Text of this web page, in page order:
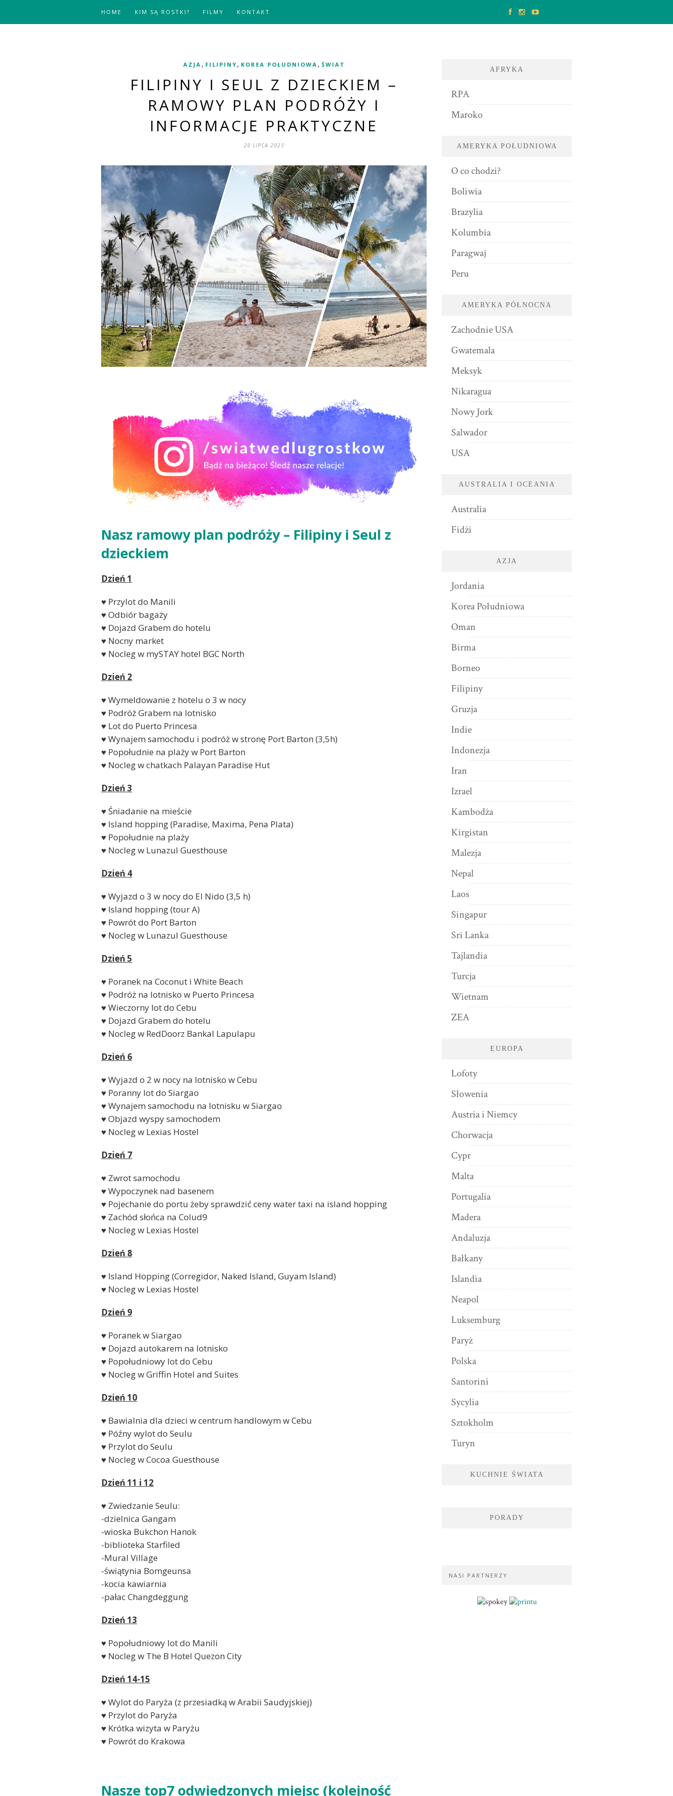
HOME KIM SĄ ROSTKI? FILMY KONTAKT
AZJA , FILIPINY , KOREA POŁUDNIOWA , ŚWIAT
FILIPINY I SEUL Z DZIECKIEM –
RAMOWY PLAN PODRÓŻY I
INFORMACJE PRAKTYCZNE
20 LIPCA 2023
Nasz ramowy plan podróży – Filipiny i Seul z
dzieckiem
Dzień 1
♥ Przylot do Manili
♥ Odbiór bagaży
♥ Dojazd Grabem do hotelu
♥ Nocny market
♥ Nocleg w mySTAY hotel BGC North
Dzień 2
♥ Wymeldowanie z hotelu o 3 w nocy
♥ Podróż Grabem na lotnisko
♥ Lot do Puerto Princesa
♥ Wynajem samochodu i podróż w stronę Port Barton (3,5h)
♥ Popołudnie na plaży w Port Barton
♥ Nocleg w chatkach Palayan Paradise Hut
Dzień 3
♥ Śniadanie na mieście
♥ Island hopping (Paradise, Maxima, Pena Plata)
♥ Popołudnie na plaży
♥ Nocleg w Lunazul Guesthouse
Dzień 4
♥ Wyjazd o 3 w nocy do El Nido (3,5 h)
♥ Island hopping (tour A)
♥ Powrót do Port Barton
♥ Nocleg w Lunazul Guesthouse
Dzień 5
♥ Poranek na Coconut i White Beach
♥ Podróż na lotnisko w Puerto Princesa
♥ Wieczorny lot do Cebu
♥ Dojazd Grabem do hotelu
♥ Nocleg w RedDoorz Bankal Lapulapu
Dzień 6
♥ Wyjazd o 2 w nocy na lotnisko w Cebu
♥ Poranny lot do Siargao
♥ Wynajem samochodu na lotnisku w Siargao
♥ Objazd wyspy samochodem
♥ Nocleg w Lexias Hostel
Dzień 7
♥ Zwrot samochodu
♥ Wypoczynek nad basenem
♥ Pojechanie do portu żeby sprawdzić ceny water taxi na island hopping
♥ Zachód słońca na Colud9
♥ Nocleg w Lexias Hostel
Dzień 8
♥ Island Hopping (Corregidor, Naked Island, Guyam Island)
♥ Nocleg w Lexias Hostel
Dzień 9
♥ Poranek w Siargao
♥ Dojazd autokarem na lotnisko
♥ Popołudniowy lot do Cebu
♥ Nocleg w Griffin Hotel and Suites
Dzień 10
♥ Bawialnia dla dzieci w centrum handlowym w Cebu
♥ Późny wylot do Seulu
♥ Przylot do Seulu
♥ Nocleg w Cocoa Guesthouse
Dzień 11 i 12
♥ Zwiedzanie Seulu:
-dzielnica Gangam
-wioska Bukchon Hanok
-biblioteka Starfiled
-Mural Village
-świątynia Bomgeunsa
-kocia kawiarnia
-pałac Changdeggung
Dzień 13
♥ Popołudniowy lot do Manili
♥ Nocleg w The B Hotel Quezon City
Dzień 14-15
♥ Wylot do Paryża (z przesiadką w Arabii Saudyjskiej)
♥ Przylot do Paryża
♥ Krótka wizyta w Paryżu
♥ Powrót do Krakowa
Nasze top7 odwiedzonych miejsc (kolejność
AFRYKA
RPA
Maroko
AMERYKA POŁUDNIOWA
O co chodzi?
Boliwia
Brazylia
Kolumbia
Paragwaj
Peru
AMERYKA PÓŁNOCNA
Zachodnie USA
Gwatemala
Meksyk
Nikaragua
Nowy Jork
Salwador
USA
AUSTRALIA I OCEANIA
Australia
Fidżi
AZJA
Jordania
Korea Południowa
Oman
Birma
Borneo
Filipiny
Gruzja
Indie
Indonezja
Iran
Izrael
Kambodża
Kirgistan
Malezja
Nepal
Laos
Singapur
Sri Lanka
Tajlandia
Turcja
Wietnam
ZEA
EUROPA
Lofoty
Słowenia
Austria i Niemcy
Chorwacja
Cypr
Malta
Portugalia
Madera
Andaluzja
Bałkany
Islandia
Neapol
Luksemburg
Paryż
Polska
Santorini
Sycylia
Sztokholm
Turyn
KUCHNIE ŚWIATA
PORADY
NASI PARTNERZY